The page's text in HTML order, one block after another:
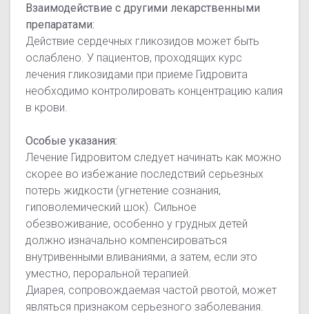
Взаимодействие с другими лекарственными
препаратами:
Действие сердечных гликозидов может быть
ослаблено. У пациентов, проходящих курс
лечения гликозидами при приеме Гидровита
необходимо контролировать концентрацию калия
в крови.
Особые указания:
Лечение Гидровитом следует начинать как можно
скорее во избежание последствий серьезных
потерь жидкости (угнетение сознания,
гиповолемический шок). Сильное
обезвоживание, особенно у грудных детей
должно изначально компенсироваться
внутривенными вливаниями, а затем, если это
уместно, пероральной терапией.
Диарея, сопровождаемая частой рвотой, может
являться признаком серьезного заболевания.